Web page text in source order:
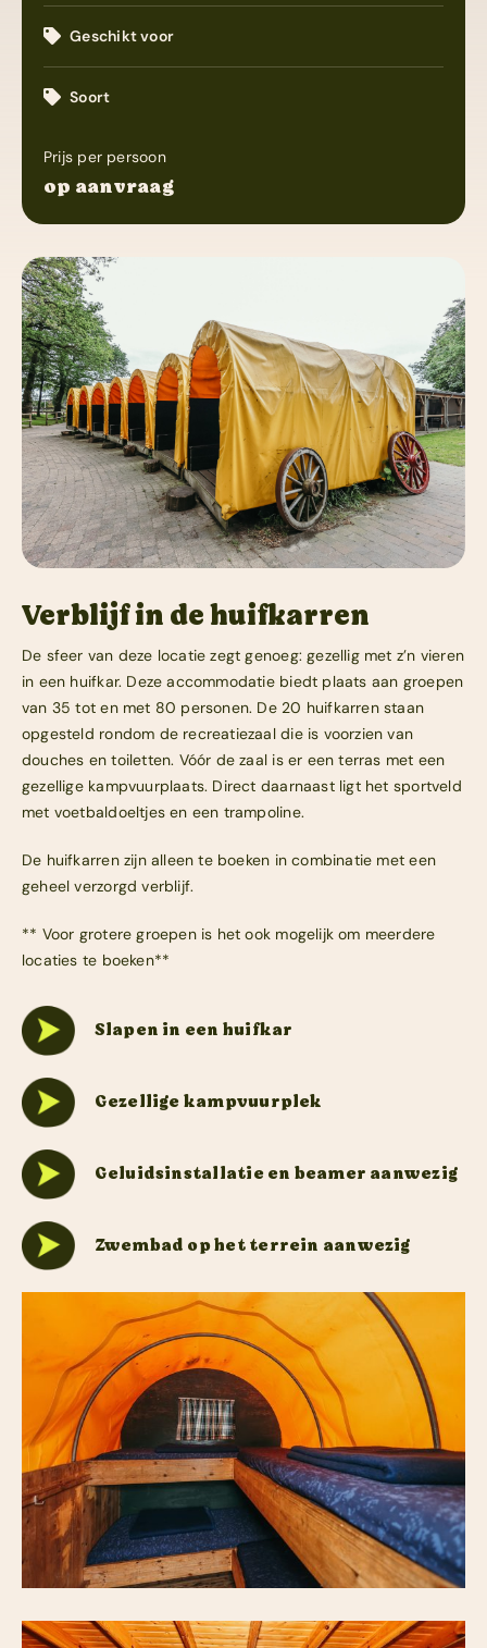
Geschikt voor
Soort
Prijs per persoon
op aanvraag
Verblijf in de huifkarren
De sfeer van deze locatie zegt genoeg: gezellig met z’n vieren
in een huifkar. Deze accommodatie biedt plaats aan groepen
van 35 tot en met 80 personen. De 20 huifkarren staan
opgesteld rondom de recreatiezaal die is voorzien van
douches en toiletten. Vóór de zaal is er een terras met een
gezellige kampvuurplaats. Direct daarnaast ligt het sportveld
met voetbaldoeltjes en een trampoline.
De huifkarren zijn alleen te boeken in combinatie met een
geheel verzorgd verblijf.
** Voor grotere groepen is het ook mogelijk om meerdere
locaties te boeken**
Slapen in een huifkar
Gezellige kampvuurplek
Geluidsinstallatie en beamer aanwezig
Zwembad op het terrein aanwezig